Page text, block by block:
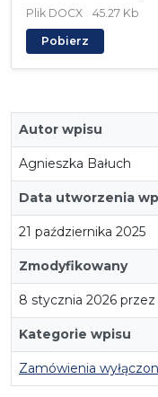
Plik DOCX 45.27 Kb
Pobierz
Autor wpisu
Agnieszka Bałuch
Data utworzenia
21 października 2025
Zmodyfikowany
8 stycznia 2026
Kategorie wpisu
Zamówienia